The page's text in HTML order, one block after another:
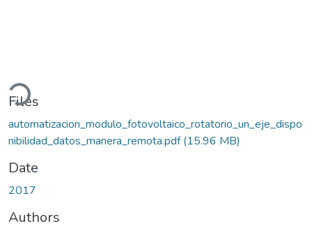
Files
automatizacion_modulo_fotovoltaico_rotatorio_un_eje_dispo
nibilidad_datos_manera_remota.pdf(15.96 MB)
Date
2017
Authors